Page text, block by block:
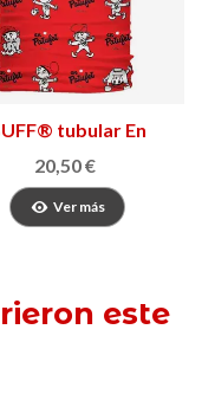
tubular En
Patufet
20,50 €
Ver más
este